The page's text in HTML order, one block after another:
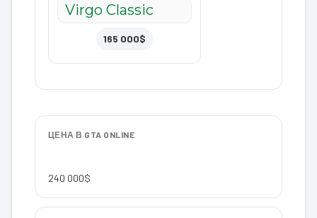
Virgo Classic
165 000$
ЦЕНА В GTA ONLINE
240 000$